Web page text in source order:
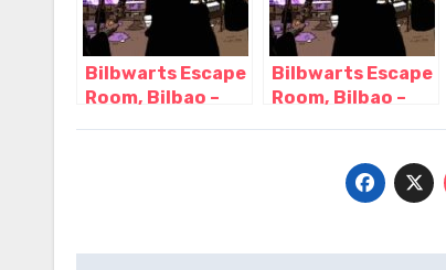
Bilbwarts Escape
Room, Bilbao –
Bilbwarts Escape
Room, Bilbao –